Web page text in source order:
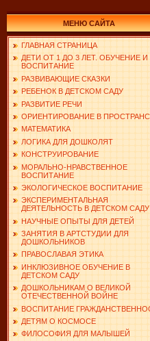
МЕНЮ САЙТА
ГЛАВНАЯ СТРАНИЦА
ДЕТИ ОТ 1 ДО 3 ЛЕТ. ОБУЧЕНИЕ И
ВОСПИТАНИЕ
РАЗВИВАЮЩИЕ СКАЗКИ
РЕБЕНОК В ДЕТСКОМ САДУ
РАЗВИТИЕ РЕЧИ
ОРИЕНТИРОВАНИЕ В
МАТЕМАТИКА
ЛОГИКА ДЛЯ ДОШКОЛЯТ
КОНСТРУИРОВАНИЕ
МОРАЛЬНО-НРАВСТВЕННОЕ
ВОСПИТАНИЕ
ЭКОЛОГИЧЕСКОЕ ВОСПИТАНИЕ
ЭКСПЕРИМЕНТАЛЬНАЯ
ДЕЯТЕЛЬНОСТЬ В ДЕТСКОМ САДУ
НАУЧНЫЕ ОПЫТЫ ДЛЯ ДЕТЕЙ
ЗАНЯТИЯ В АРТСТУДИИ ДЛЯ
ДОШКОЛЬНИКОВ
ПРАВОСЛАВАЯ ЭТИКА
ИНКЛЮЗИВНОЕ ОБУЧЕНИЕ В
ДЕТСКОМ САДУ
ДОШКОЛЬНИКАМ О ВЕЛИКОЙ
ОТЕЧЕСТВЕННОЙ ВОЙНЕ
ВОСПИТАНИЕ
ДЕТЯМ О КОСМОСЕ
ФИЛОСОФИЯ ДЛЯ МАЛЫШЕЙ